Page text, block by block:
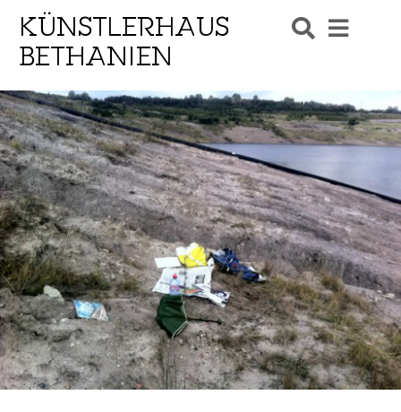
KÜNSTLERHAUS
BETHANIEN